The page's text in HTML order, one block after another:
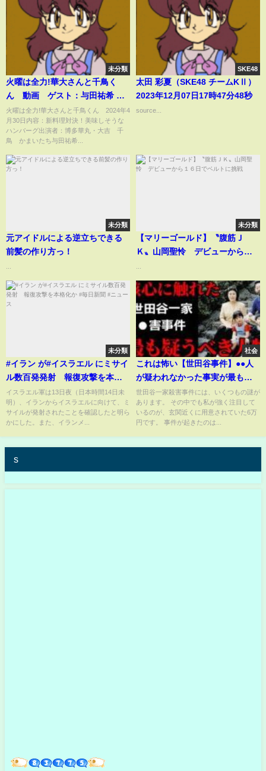
未分類
火曜は全力!華大さんと千鳥く
ん 動画 ゲスト：与田祐希 ダ
イアン 4月30日
火曜は全力!華大さんと千鳥くん 2024年4
月30日内容：新料理対決！美味しそうな
ハンバーグ出演者：博多華丸・大吉 千
鳥 かまいたち与田祐希...
SKE48
太田 彩夏（SKE48 チームKⅡ）
2023年12月07日17時47分48秒
source...
未分類
元アイドルによる逆立ちできる
前髪の作り方っ！
未分類
【マリーゴールド】〝腹筋Ｊ
Ｋ〟山岡聖怜 デビューから１
未分類
#イラン が#イスラエル にミサイ
ル数百発発射 報復攻撃を本格
化か #毎日新聞 #ニュース
イスラエル軍は13日夜（日本時間14日未
明）、イランからイスラエルに向けて、ミ
サイルが発射されたことを確認したと明ら
かにした。また、イランメ...
社会
これは怖い【世田谷事件】●●人
が疑われなかった事実が最も危
険だった
世田谷一家殺害事件には、いくつもの謎が
あります。 その中でも私が強く注目して
いるのが、玄関近くに用意されていた6万
円です。 事件が起きたのは...
s